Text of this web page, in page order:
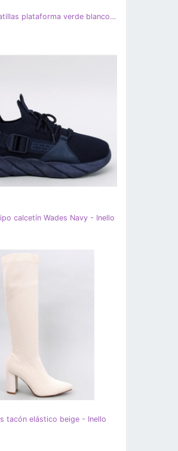
Sterry Zapatillas plataforma verde blanco - Inello
calcetín Wades Navy - Inello
tacón elástico beige - Inello